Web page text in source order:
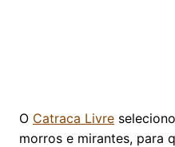
O Catraca Livre
morros e mirantes, para